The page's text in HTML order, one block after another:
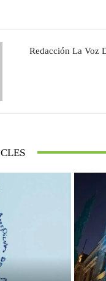
Redacción La Voz